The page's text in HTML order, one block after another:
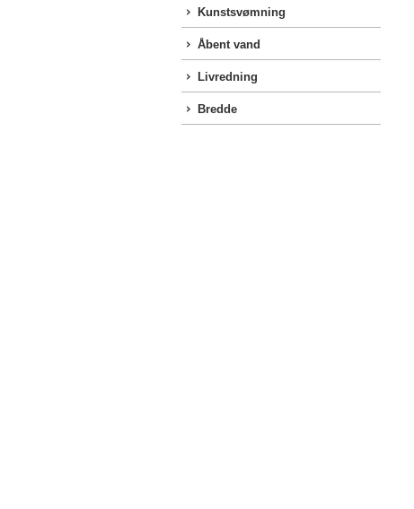
Kunstsvømning
Åbent vand
Livredning
Bredde